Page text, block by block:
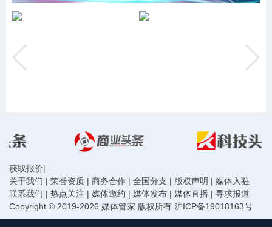
获取报价|
关于我们 | 荣誉资质 | 商务合作 | 全国分支 | 版权声明 | 媒体入驻
联系我们 | 热点关注 | 媒体邀约 | 媒体发布 | 媒体直播 | 寻求报道
Copyright © 2019-2026 媒体管家 版权所有 沪ICP备19018163号